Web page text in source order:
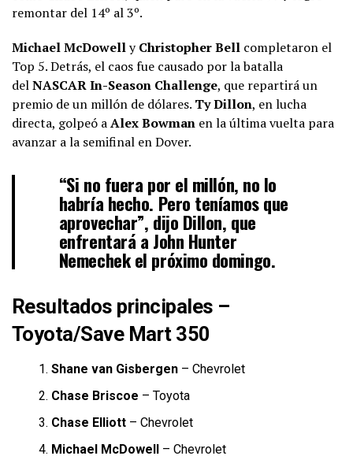
remontar del 14º al 3º.
Michael McDowellyChristopher Bell completaron el
Top 5. Detrás, el caos fue causado por la batalla
delNASCAR In-Season Challenge, que repartirá un
premio de un millón de dólares. Ty Dillon, en lucha
directa, golpeó aAlex Bowman en la última vuelta para
avanzar a la semifinal en Dover.
“Si no fuera por el millón, no lo
habría hecho. Pero teníamos que
aprovechar”, dijo Dillon, que
enfrentará a John Hunter
Nemechekel próximo domingo.
Resultados principales –
Toyota/Save Mart 350
Shane van Gisbergen – Chevrolet
Chase Briscoe – Toyota
Chase Elliott – Chevrolet
Michael McDowell – Chevrolet